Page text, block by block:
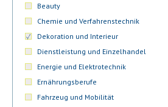
Beauty
Chemie und Verfahrenstechnik
Dekoration und Interieur
Dienstleistung und Einzelhandel
Energie und Elektrotechnik
Ernährungsberufe
Fahrzeug und Mobilität